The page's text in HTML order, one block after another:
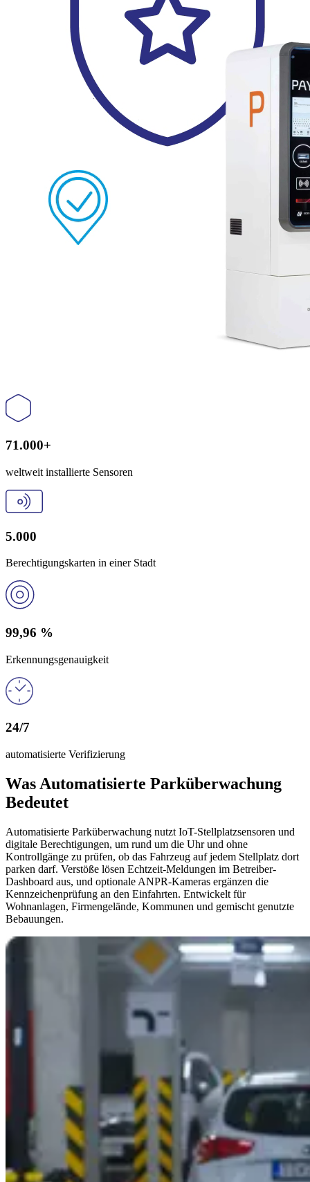
71.000+
weltweit installierte Sensoren
5.000
Berechtigungskarten in einer Stadt
99,96 %
Erkennungsgenauigkeit
24/7
automatisierte Verifizierung
Was Automatisierte Parküberwachung
Bedeutet
Automatisierte Parküberwachung nutzt IoT-Stellplatzsensoren und
digitale Berechtigungen, um rund um die Uhr und ohne
Kontrollgänge zu prüfen, ob das Fahrzeug auf jedem Stellplatz dort
parken darf. Verstöße lösen Echtzeit-Meldungen im Betreiber-
Dashboard aus, und optionale ANPR-Kameras ergänzen die
Kennzeichenprüfung an den Einfahrten. Entwickelt für
Wohnanlagen, Firmengelände, Kommunen und gemischt genutzte
Bebauungen.